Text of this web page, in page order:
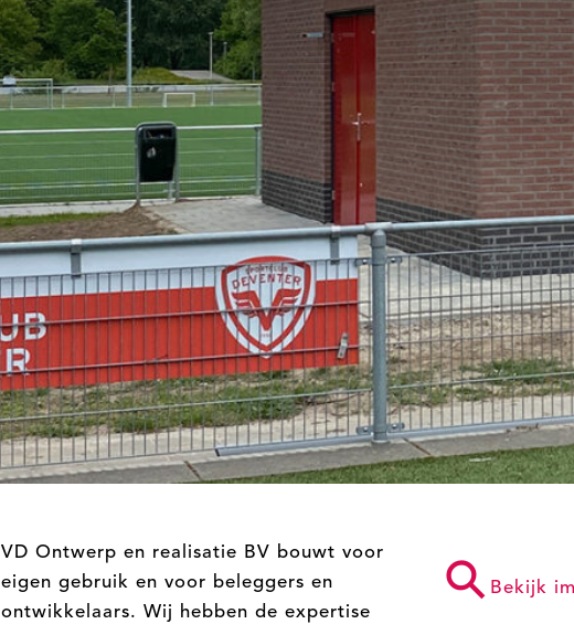
NIEUWBOUW
Kantine en extra
kleedkamers – 2021
VD Ontwerp en realisatie BV bouwt voor
eigen gebruik en voor beleggers en
ontwikkelaars. Wij hebben de expertise
⚲Bekijk